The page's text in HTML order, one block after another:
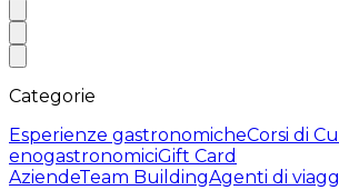
Categorie
Esperienze gastronomicheCorsi di
enogastronomiciGift Card
AziendeTeam BuildingAgenti di